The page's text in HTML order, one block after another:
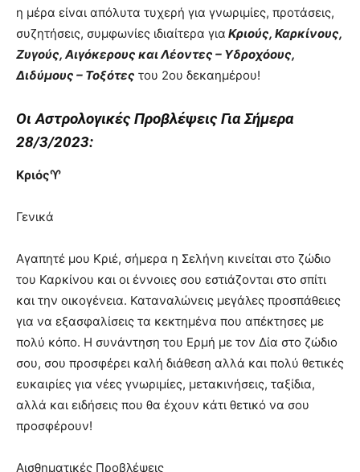
η μέρα είναι απόλυτα τυχερή για γνωριμίες, προτάσεις,
συζητήσεις, συμφωνίες ιδιαίτερα για Κριούς, Καρκίνους,
Ζυγούς, Αιγόκερους και Λέοντες – Υδροχόους,
Διδύμους – Τοξότες του 2ου δεκαημέρου!
Oι Aστρολογικές Προβλέψεις Για Σήμερα
28/3/2023:
Κριός♈
Γενικά
Αγαπητέ μου Κριέ, σήμερα η Σελήνη κινείται στο ζώδιο
του Καρκίνου και οι έννοιες σου εστιάζονται στο σπίτι
και την οικογένεια. Καταναλώνεις μεγάλες προσπάθειες
για να εξασφαλίσεις τα κεκτημένα που απέκτησες με
πολύ κόπο. Η συνάντηση του Ερμή με τον Δία στο ζώδιο
σου, σου προσφέρει καλή διάθεση αλλά και πολύ θετικές
ευκαιρίες για νέες γνωριμίες, μετακινήσεις, ταξίδια,
αλλά και ειδήσεις που θα έχουν κάτι θετικό να σου
προσφέρουν!
Αισθηματικές Προβλέψεις